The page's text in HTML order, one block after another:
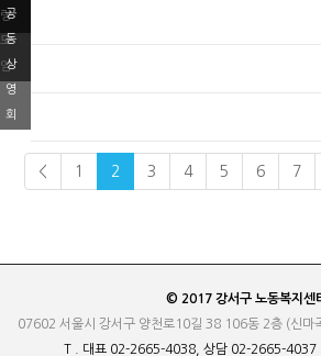
링
모
임
공
동
상
영
회
< 1 2 3 4 5 6 7
© 2017 강서구 노동복지센
07602 서울시 강서구 양천로10길 38 106동 2층 (신마
T . 대표 02-2665-4038, 상담 02-2665-